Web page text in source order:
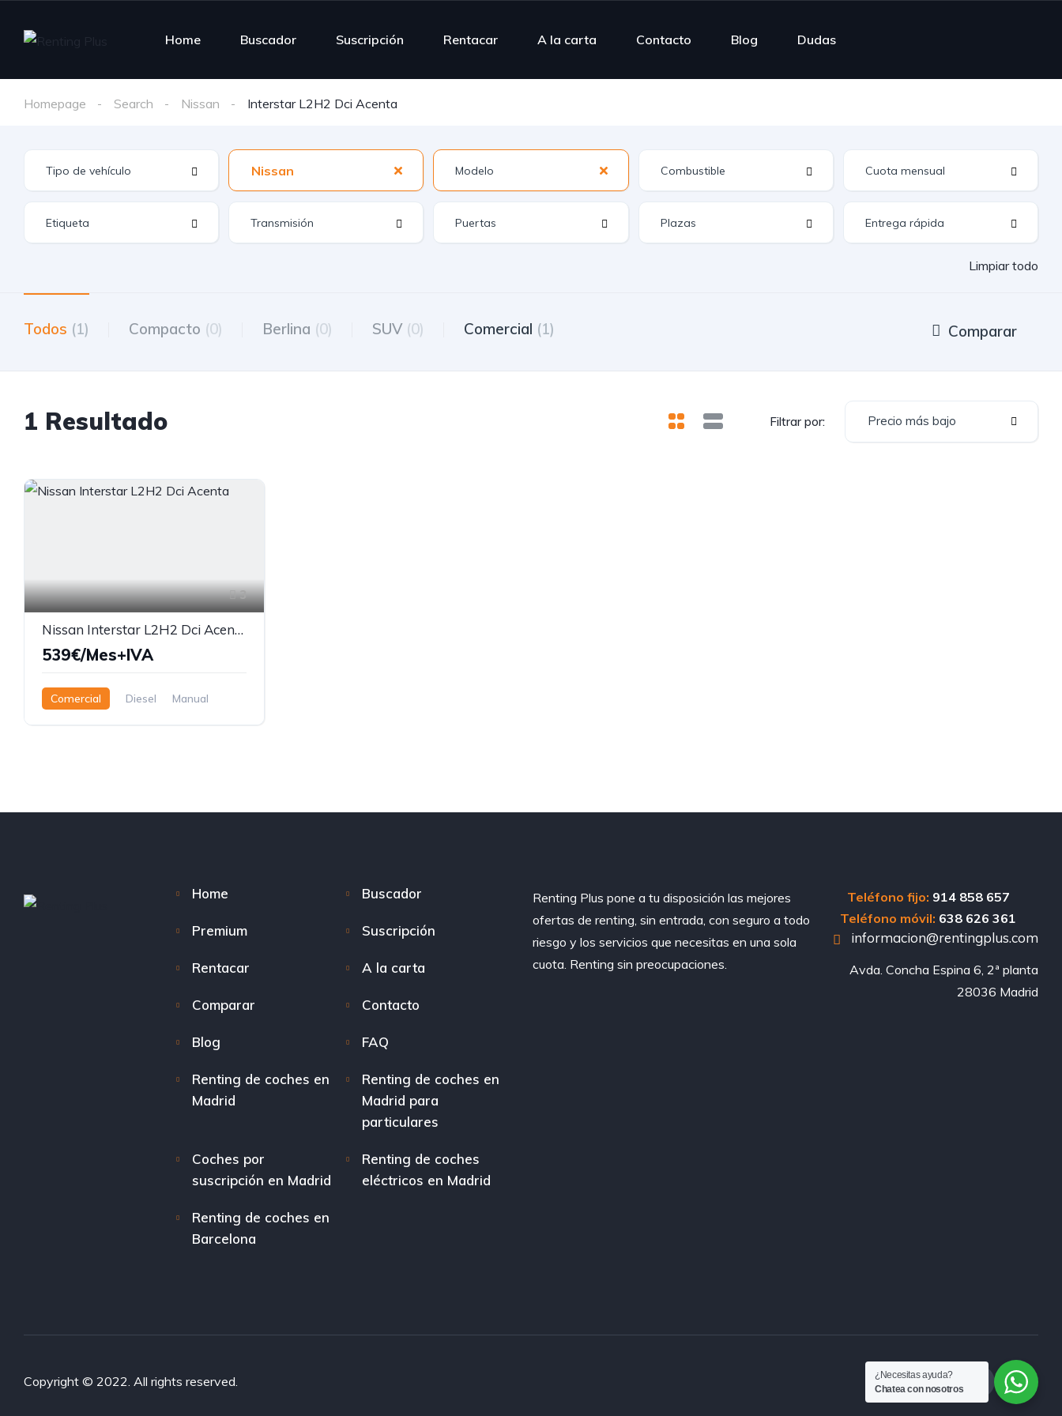
Home Buscador Suscripción Rentacar A la carta Contacto Blog Dudas
Homepage Search Nissan Interstar L2H2 Dci Acenta
Nissan
Limpiar todo
Todos (1) Compacto (0) Berlina (0) SUV (0) Comercial (1) Comparar
1 Resultado Filtrar por: Precio más bajo
3
Nissan Interstar L2H2 Dci Acenta
539€/Mes+IVA
Comercial Diesel Manual
Home Buscador
Premium Suscripción
Rentacar A la carta
Comparar Contacto
Blog FAQ
Renting de coches en
Madrid
Renting de coches en
Madrid para
particulares
Coches por
suscripción en Madrid
Renting de coches
eléctricos en Madrid
Renting de coches en
Barcelona
Renting Plus pone a tu disposición las mejores
ofertas de renting, sin entrada, con seguro a todo
riesgo y los servicios que necesitas en una sola
cuota. Renting sin preocupaciones.
Teléfono fijo: 914 858 657
Teléfono móvil: 638 626 361
informacion@rentingplus.com
Avda. Concha Espina 6, 2ª planta
28036 Madrid
Copyright © 2022. All rights reserved.
¿Necesitas ayuda?
Chatea con nosotros